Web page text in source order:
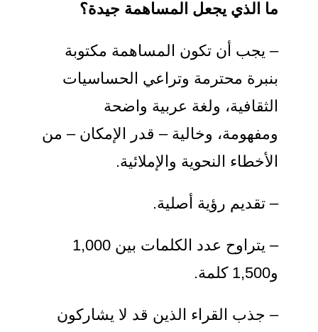
ما الذي يجعل المساهمة جيدة؟
– يجب أن تكون المساهمة مكتوبة
بنبرة محترمة وتراعي الحساسيات
الثقافية، ولغة عربية واضحة
ومفهومة، وخالية – قدر الإمكان – من
الأخطاء النحوية والإملائية.
– تقديم رؤية أصلية.
– يتراوح عدد الكلمات بين 1,000
و1,500 كلمة.
– جذب القراء الذين قد لا يشاركون